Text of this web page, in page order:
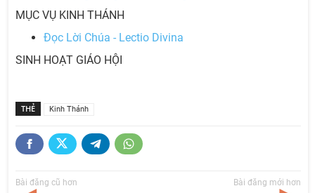
MỤC VỤ KINH THÁNH
Đọc Lời Chúa - Lectio Divina
SINH HOẠT GIÁO HỘI
THẺ Kinh Thánh
Bài đăng cũ hơn Bài đăng mới hơn